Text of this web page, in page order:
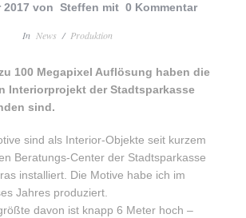
2017 von Steffen mit 0 Kommentar
In News / Produktion
100 Megapixel Auflösung haben die
Interiorprojekt der Stadtsparkasse
sind.
sind als Interior-Objekte seit kurzem
Beratungs-Center der Stadtsparkasse
installiert. Die Motive habe ich im
Jahres produziert.
davon ist knapp 6 Meter hoch –